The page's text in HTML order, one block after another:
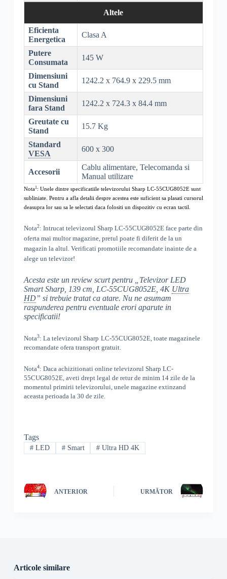
Altele
Eficienta
Energetica
Clasa A
Putere
Consumata
145 W
Dimensiuni
cu Stand
1242.2 x 764.9 x 229.5 mm
Dimensiuni
fara Stand
1242.2 x 724.3 x 84.4 mm
Greutate cu
Stand
15.7 Kg
Standard
VESA
600 x 300
Accesorii
Cablu alimentare, Telecomanda si
Manual utilizare
Nota1: Unele dintre specificatiile televizorului Sharp LC-55CUG8052Esunt
subliniate. Pentru a afla detalii despre acestea este suficient sa plasati cursorul
deasupra lor sau sa le selectati daca folositi un dispozitiv cu ecran tactil.
Nota2: Intrucat televizorul Sharp LC-55CUG8052Eface parte din
oferta mai multor magazine, pretul poate fi diferit de la un
magazin la altul. Verificati promotiile recomandate inainte de a
alege un televizor!
Acesta este un review scurt pentru „ Televizor LED
Smart Sharp, 139 cm, LC-55CUG8052E, 4K Ultra
HD” si trebuie tratat ca atare. Nu ne asumam
raspunderea pentru eventuale erori aparute in
specificatii!
Nota3: La televizorul Sharp LC-55CUG8052E, toatemagazinele
recomandate ofera transport gratuit.
Nota4: Daca achizitionati online televizorul Sharp LC-
55CUG8052E,aveti drept legal de retur de minim 14 zile de la
momentul primirii televizorului, unele magazine extinzand
aceasta perioada la 30 de zile.
Tags
#LED #Smart # Ultra HD 4K
ANTERIOR URMĂTOR
Articole similare